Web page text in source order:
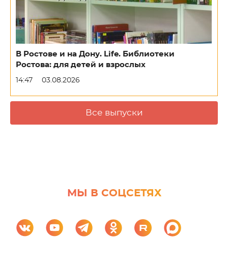
В Ростове и на Дону. Life. Библиотеки
Ростова: для детей и взрослых
14:47 03.08.2026
Все выпуски
МЫ В СОЦСЕТЯХ